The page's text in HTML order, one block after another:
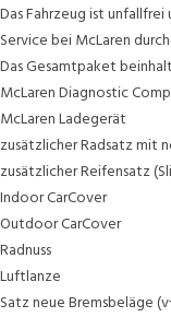
Das Fahrzeug ist
Service bei McLaren
Das Gesamtpaket
McLaren Diagnostic
McLaren Ladegerät
zusätzlicher Radsatz mit
zusätzlicher Reifensatz
Indoor CarCover
Outdoor CarCover
Radnuss
Luftlanze
Satz neue Bremsbeläge